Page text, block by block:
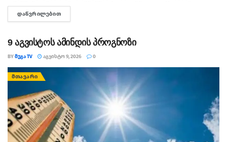
საკითხების მოსაგვარებლად კარგი დღეა. შეიძლება
საინტერესო შესაძლებლობა გამოჩნდეს. პირად ცხოვრებაში...
ᲓᲐᲬᲕᲠᲘᲚᲔᲑᲘᲗ
9 აგვისტოს ამინდის პროგნოზი
BYᲛᲔᲒᲐ TV ᲐᲒᲕᲘᲡᲢᲝ 9, 2026 0
ᲛᲗᲐᲕᲐᲠᲘ